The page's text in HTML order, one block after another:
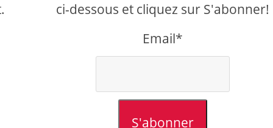
ci-dessous et cliquez sur S'abonner!
Email*
S'abonner